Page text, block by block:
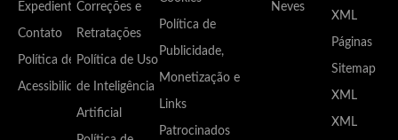
Expediente
Contato
Política de
Acessibilidade
Correções e
Retratações
Política de Uso
de Inteligência
Artificial
Política de
Publicidade,
Monetização e
Links
Patrocinados
Neves
XML
Páginas
Sitemap
XML
XML